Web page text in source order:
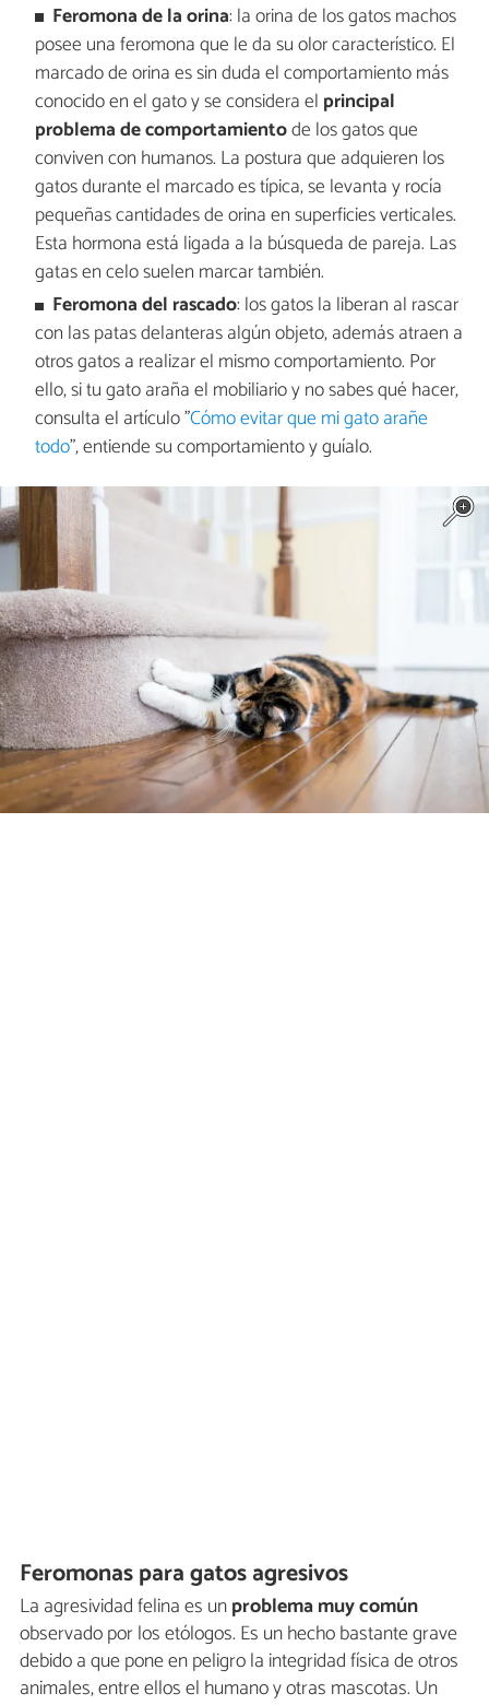
Feromona de la orina: la orina de los gatos machos
posee una feromona que le da su olor característico. El
marcado de orina es sin duda el comportamiento más
conocido en el gato y se considera el principal
problema de comportamientode los gatos que
conviven con humanos. La postura que adquieren los
gatos durante el marcado es típica, se levanta y rocía
pequeñas cantidades de orina en superficies verticales.
Esta hormona está ligada a la búsqueda de pareja. Las
gatas en celo suelen marcar también.
Feromona del rascado: los gatos la liberan al rascar
con las patas delanteras algún objeto, además atraen a
otros gatos a realizar el mismo comportamiento. Por
ello, si tu gato araña el mobiliario y no sabes qué hacer,
consulta el artículo "Cómo evitar que mi gato arañe
todo", entiende su comportamiento y guíalo.
Feromonas para gatos agresivos
La agresividad felina es unproblema muy común
observado por los etólogos. Es un hecho bastante grave
debido a que pone en peligro la integridad física de otros
animales, entre ellos el humano y otras mascotas. Un